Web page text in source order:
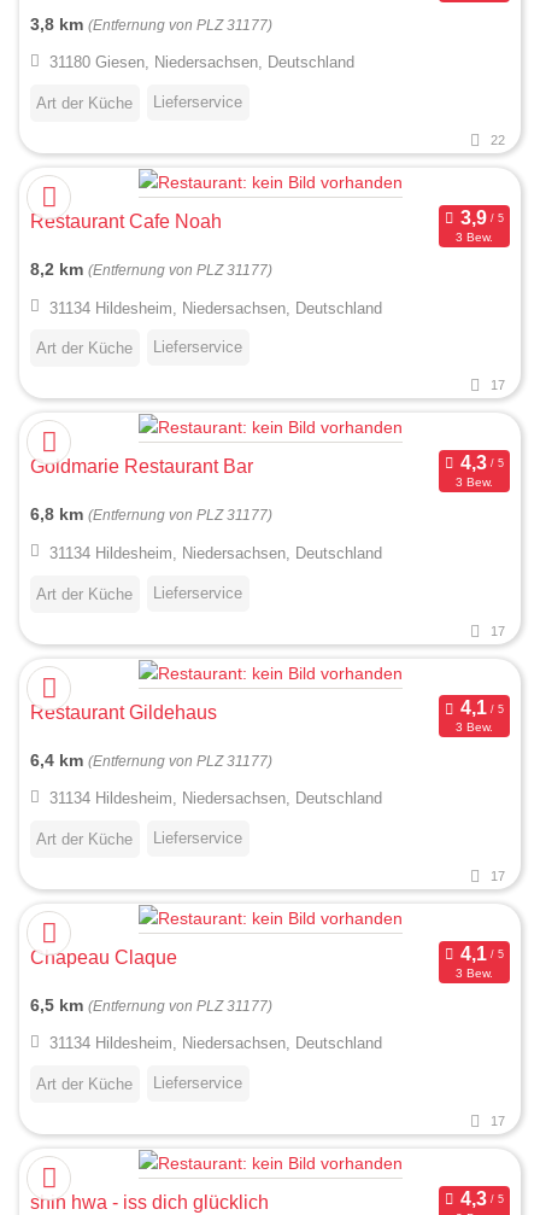
3,8 km (Entfernung von PLZ 31177)
31180 Giesen, Niedersachsen, Deutschland
Art der Küche Lieferservice
22
Restaurant Cafe Noah
3 Bew.
8,2 km (Entfernung von PLZ 31177)
31134 Hildesheim, Niedersachsen, Deutschland
Art der Küche Lieferservice
17
Goldmarie Restaurant Bar
3 Bew.
6,8 km (Entfernung von PLZ 31177)
31134 Hildesheim, Niedersachsen, Deutschland
Art der Küche Lieferservice
17
Restaurant Gildehaus
3 Bew.
6,4 km (Entfernung von PLZ 31177)
31134 Hildesheim, Niedersachsen, Deutschland
Art der Küche Lieferservice
17
Chapeau Claque
3 Bew.
6,5 km (Entfernung von PLZ 31177)
31134 Hildesheim, Niedersachsen, Deutschland
Art der Küche Lieferservice
17
shin hwa - iss dich glücklich